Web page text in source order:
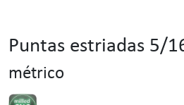
Puntas estriadas 5/
métrico